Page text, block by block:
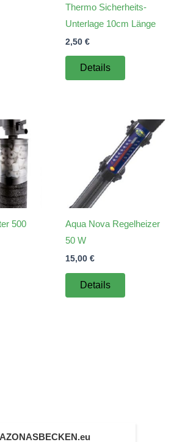
Thermo Sicherheits-
Unterlage 10cm Länge
2,50 €
Details
500
Aqua Nova Regelheizer
50 W
15,00 €
Details